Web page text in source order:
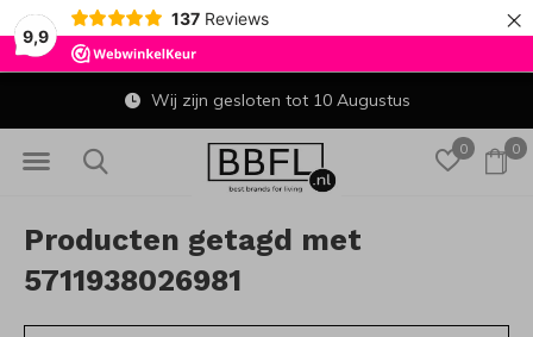
9,9
137 Reviews ×
0 0
Wij zijn gesloten tot 10 Augustus
Producten getagd met
5711938026981